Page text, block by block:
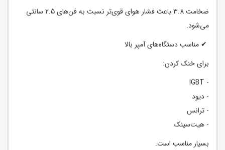
ضخامت 3.8 باعث فشار هوای قوی‌تر نسبت به فن‌های 2.5 سانتی
می‌شود.
✔ مناسب دستگاه‌های آمپر بالا
برای خنک کردن:
- IGBT
- دیود
- ترانس
- هیت‌سینک
بسیار مناسب است.